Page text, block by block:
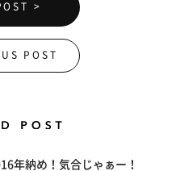
>
POST
年納め！気合じゃぁー！